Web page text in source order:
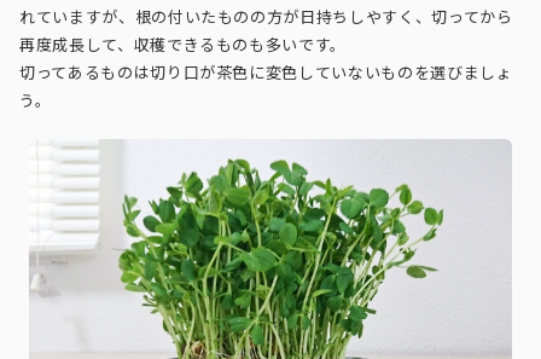
れていますが、根の付いたものの方が日持ちしやすく、切ってから
再度成長して、収穫できるものも多いです。
切ってあるものは切り口が茶色に変色していないものを選びましょ
う。